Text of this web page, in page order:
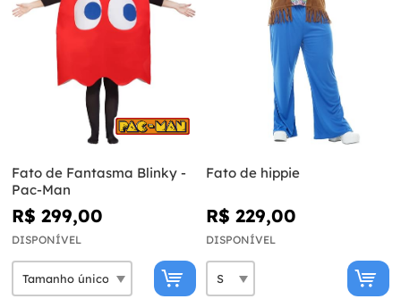
Fato de Fantasma Blinky -
Pac-Man
R$ 299,00
DISPONÍVEL
Fato de hippie
R$ 229,00
DISPONÍVEL